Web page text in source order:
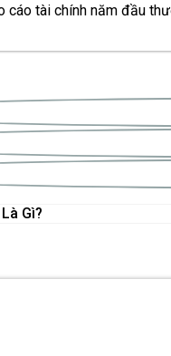
cáo tài chính năm đầu
Gì?